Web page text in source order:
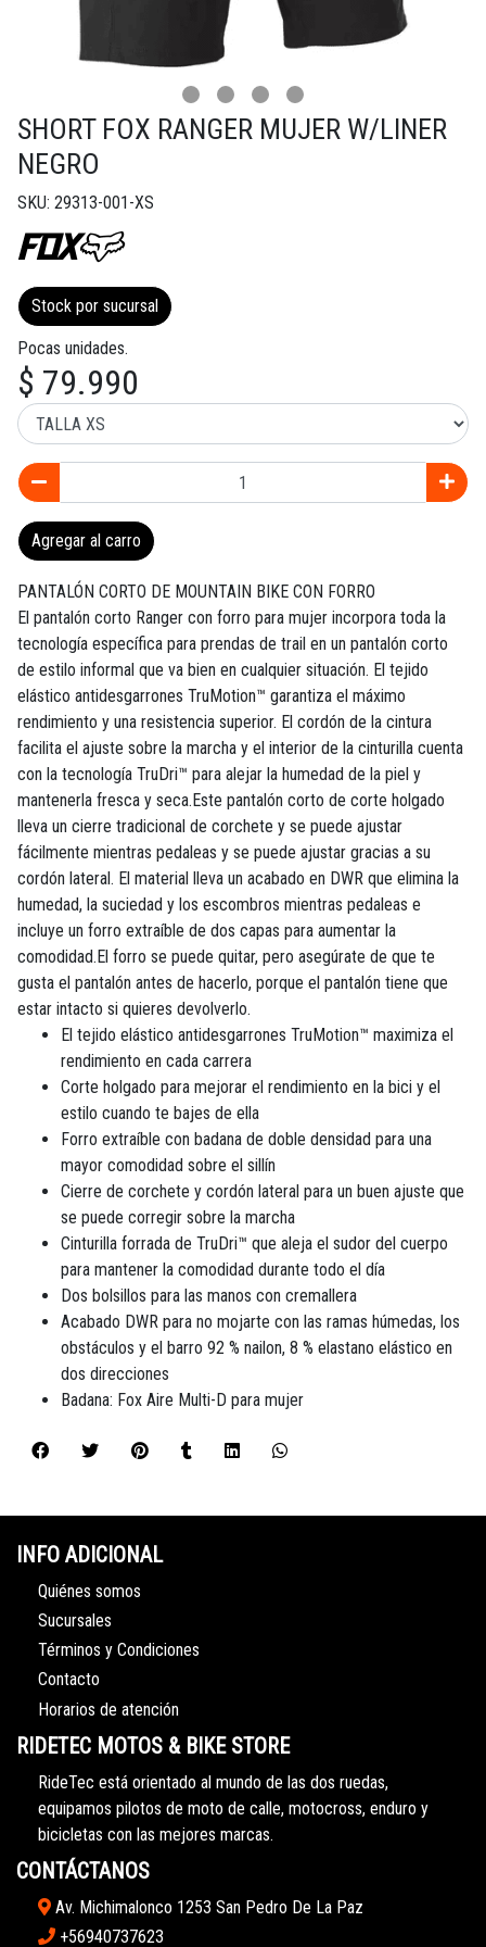
SHORT FOX RANGER MUJER W/LINER
NEGRO
SKU: 29313-001-XS
Stock por sucursal
Pocas unidades.
$ 79.990
Agregar al carro
PANTALÓN CORTO DE MOUNTAIN BIKE CON FORRO
El pantalón corto Ranger con forro para mujer incorpora toda la
tecnología específica para prendas de trail en un pantalón corto
de estilo informal que va bien en cualquier situación. El tejido
elástico antidesgarrones TruMotion™ garantiza el máximo
rendimiento y una resistencia superior. El cordón de la cintura
facilita el ajuste sobre la marcha y el interior de la cinturilla cuenta
con la tecnología TruDri™ para alejar la humedad de la piel y
mantenerla fresca y seca.Este pantalón corto de corte holgado
lleva un cierre tradicional de corchete y se puede ajustar
fácilmente mientras pedaleas y se puede ajustar gracias a su
cordón lateral. El material lleva un acabado en DWR que elimina la
humedad, la suciedad y los escombros mientras pedaleas e
incluye un forro extraíble de dos capas para aumentar la
comodidad.El forro se puede quitar, pero asegúrate de que te
gusta el pantalón antes de hacerlo, porque el pantalón tiene que
estar intacto si quieres devolverlo.
El tejido elástico antidesgarrones TruMotion™ maximiza el
rendimiento en cada carrera
Corte holgado para mejorar el rendimiento en la bici y el
estilo cuando te bajes de ella
Forro extraíble con badana de doble densidad para una
mayor comodidad sobre el sillín
Cierre de corchete y cordón lateral para un buen ajuste que
se puede corregir sobre la marcha
Cinturilla forrada de TruDri™ que aleja el sudor del cuerpo
para mantener la comodidad durante todo el día
Dos bolsillos para las manos con cremallera
Acabado DWR para no mojarte con las ramas húmedas, los
obstáculos y el barro 92 % nailon, 8 % elastano elástico en
dos direcciones
Badana: Fox Aire Multi-D para mujer
INFO ADICIONAL
Quiénes somos
Sucursales
Términos y Condiciones
Contacto
Horarios de atención
RIDETEC MOTOS & BIKE STORE
RideTec está orientado al mundo de las dos ruedas,
equipamos pilotos de moto de calle, motocross, enduro y
bicicletas con las mejores marcas.
CONTÁCTANOS
Av. Michimalonco 1253 San Pedro De La Paz
+56940737623